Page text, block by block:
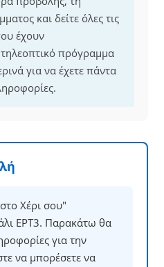
και δείτε όλες τις
έχουν
πρόγραμμα
για να έχετε πάντα
Χέρι σου"
ΕΡΤ3. Παρακάτω θα
για την
να μπορέσετε να